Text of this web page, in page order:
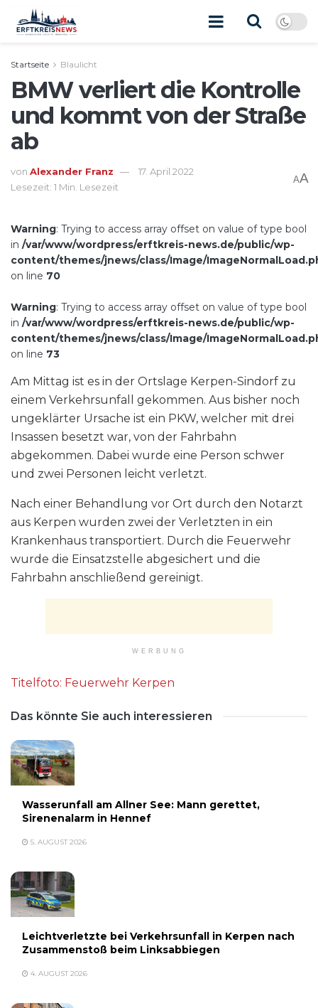
Startseite Blaulicht
BMW verliert die Kontrolle
und kommt von der Straße
ab
von Alexander Franz
17. April 2022
Lesezeit: 1 Min. Lesezeit
AA
Warning: Trying to access array offset on value of type bool
in /var/www/wordpress/erftkreis-news.de/public/wp-
content/themes/jnews/class/Image/
on line 70
Warning: Trying to access array offset on value of type bool
in /var/www/wordpress/erftkreis-news.de/public/wp-
content/themes/jnews/class/Image/
on line 73
Am Mittag ist es in der Ortslage Kerpen-Sindorf zu
einem Verkehrsunfall gekommen. Aus bisher noch
ungeklärter Ursache ist ein PKW, welcher mit drei
Insassen besetzt war, von der Fahrbahn
abgekommen. Dabei wurde eine Person schwer
und zwei Personen leicht verletzt.
Nach einer Behandlung vor Ort durch den Notarzt
aus Kerpen wurden zwei der Verletzten in ein
Krankenhaus transportiert. Durch die Feuerwehr
wurde die Einsatzstelle abgesichert und die
Fahrbahn anschließend gereinigt.
WERBUNG
Titelfoto: Feuerwehr Kerpen
Das könnte Sie auch interessieren
Wasserunfall am Allner See: Mann gerettet,
Sirenenalarm in Hennef
5. AUGUST 2026
Leichtverletzte bei Verkehrsunfall in Kerpen nach
Zusammenstoß beim Linksabbiegen
4. AUGUST 2026